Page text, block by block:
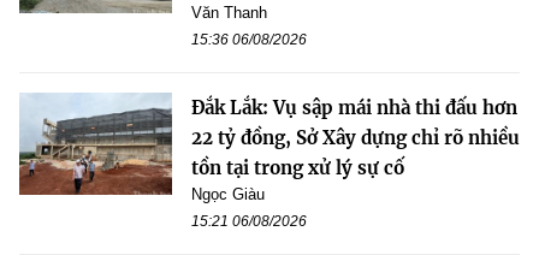
Văn Thanh
15:36 06/08/2026
Đắk Lắk: Vụ sập mái nhà thi đấu hơn
22 tỷ đồng, Sở Xây dựng chỉ rõ nhiều
tồn tại trong xử lý sự cố
Ngọc Giàu
15:21 06/08/2026